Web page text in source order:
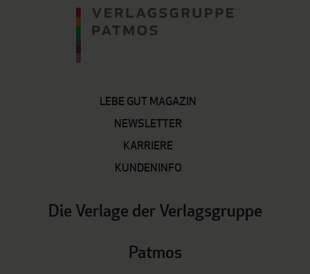
LEBE GUT MAGAZIN
NEWSLETTER
KARRIERE
KUNDENINFO
Die Verlage der Verlagsgruppe
Patmos